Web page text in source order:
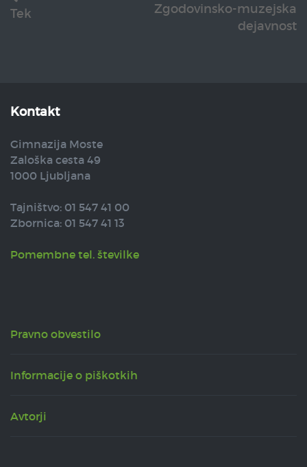
Tek
Zgodovinsko-muzejska
dejavnost
Kontakt
Gimnazija Moste
Zaloška cesta 49
1000 Ljubljana
Tajništvo: 01 547 41 00
Zbornica: 01 547 41 13
Pomembne tel. številke
Pravno obvestilo
Informacije o piškotkih
Avtorji